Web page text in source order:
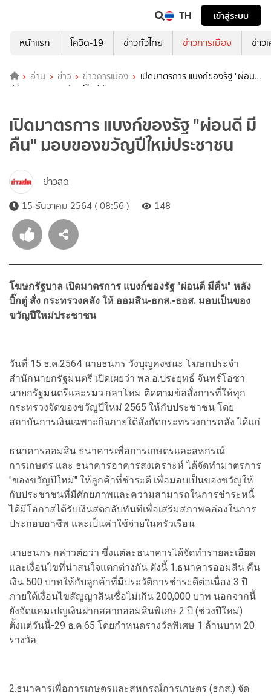
TH
เข้าสู่ระบบ
หน้าแรก
โควิด-19 ข่าวทั่วไทย ข่าวการเมือง ข่าว
อ่าน ข่าว ข่าวการเมือง
เปิดมาตรการ แบงก์ของรัฐ "ผ่อนดี
มีคืน" มอบของขวัญปีใหม่ประชาชน
เปิดมาตรการ แบงก์ของรัฐ "ผ่อนดี มี
คืน" มอบของขวัญปีใหม่ประชาชน
ข่าวสด
15 ธันวาคม 2564 ( 08:56 )
148
โฆษกรัฐบาล เปิดมาตรการ แบงก์ของรัฐ "ผ่อนดี มีคืน" หลัง
บิ๊กตู่ สั่ง กระทรวงคลัง ให้ ออมสิน-ธกส.-ธอส. มอบเป็นของ
ขวัญปีใหม่ประชาชน
วันที่ 15 ธ.ค.2564 นายธนกร วังบุญคงชนะ โฆษกประจำ
สำนักนายกรัฐมนตรี เปิดเผยว่า พล.อ.ประยุทธ์ จันทร์โอชา
นายกรัฐมนตรีและรมว.กลาโหม ติดตามข้อสั่งการที่ให้ทุก
กระทรวงจัดของขวัญปีใหม่ 2565 ให้กับประชาชน โดย
สถาบันการเงินเฉพาะกิจภายใต้สังกัดกระทรวงการคลัง ได้แก่
ธนาคารออมสิน ธนาคารเพื่อการเกษตรและสหกรณ์
การเกษตร และ ธนาคารอาคารสงเคราะห์ ได้จัดทำมาตรการ
"ของขวัญปีใหม่" ให้ลูกค้าที่ชำระดี เพื่อมอบเป็นของขวัญให้
กับประชาชนที่มีศักยภาพและความสามารถในการชำระหนี้
ได้มีโอกาสได้รับเงินสดกลับทันทีเพื่อเสริมสภาพคล่องในการ
ประกอบอาชีพ และเป็นค่าใช้จ่ายในครัวเรือน
นายธนกร กล่าวต่อว่า ซึ่งแต่ละธนาคารได้จัดทำรายละเอียด
และเงื่อนไขที่น่าสนใจแตกต่างกัน ดังนี้ 1.ธนาคารออมสิน คืน
เงิน 500 บาทให้กับลูกค้าที่มีประวัติการชำระดีต่อเนื่อง 3 ปี
ภายใต้เงื่อนไขสัญญาสินเชื่อไม่เกิน 200,000 บาท นอกจากนี้
ยังจัดแคมเปญเงินฝากสลากออมสินพิเศษ 2 ปี (ช่วงปีใหม่)
ตั้งแต่วันนี้-29 ธ.ค.65 โดยกำหนดรางวัลพิเศษ 1 ล้านบาท 20
รางวัล
2.ธนาคารเพื่อการเกษตรและสหกรณ์การเกษตร (ธกส.) จัด